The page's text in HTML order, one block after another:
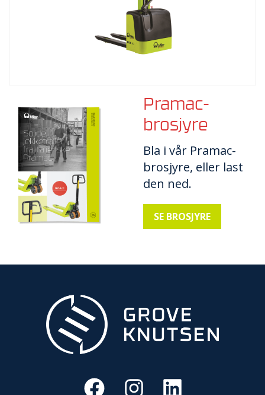
Pramac-
brosjyre
Bla i vår Pramac-
brosjyre, eller last
den ned.
SE BROSJYRE